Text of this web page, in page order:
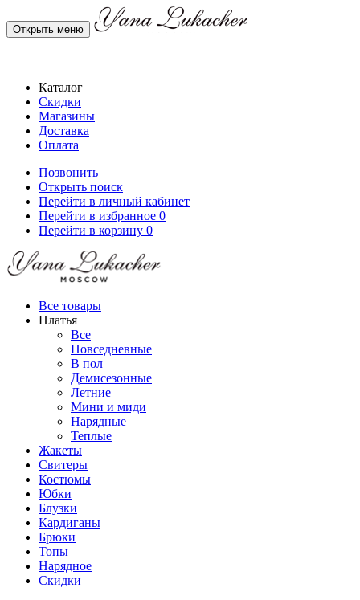
Открыть меню
Каталог
Скидки
Магазины
Доставка
Оплата
Позвонить
Открыть поиск
Перейти в личный кабинет
Перейти в избранное 0
Перейти в корзину 0
Все товары
Платья
Все
Повседневные
В пол
Демисезонные
Летние
Мини и миди
Нарядные
Теплые
Жакеты
Свитеры
Костюмы
Юбки
Блузки
Кардиганы
Брюки
Топы
Нарядное
Скидки